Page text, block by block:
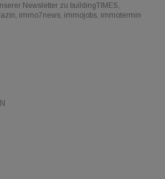
Newsletter zu buildingTIMES,
immo7news, immojobs, immotermin